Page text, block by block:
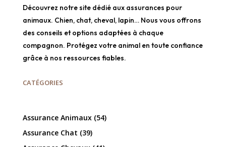
Découvrez notre site dédié aux assurances pour
animaux. Chien, chat, cheval, lapin… Nous vous offrons
des conseils et options adaptées à chaque
compagnon. Protégez votre animal en toute confiance
grâce à nos ressources fiables.
CATÉGORIES
Assurance Animaux(54)
Assurance Chat (39)